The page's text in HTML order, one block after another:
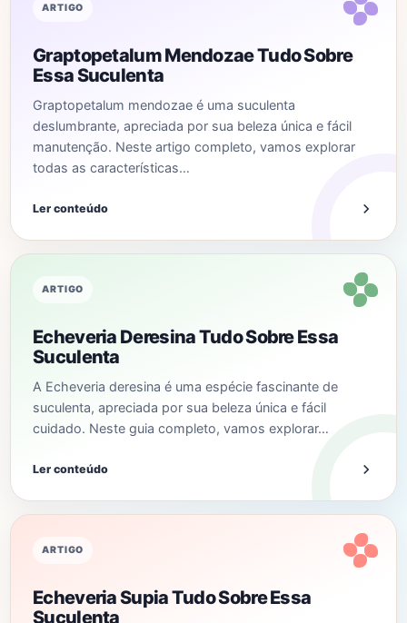
ARTIGO
Graptopetalum Mendozae Tudo Sobre
Essa Suculenta
Graptopetalum mendozae é uma suculenta
deslumbrante, apreciada por sua beleza única e fácil
manutenção. Neste artigo completo, vamos explorar
todas as características…
Ler conteúdo
ARTIGO
Echeveria Deresina Tudo Sobre Essa
Suculenta
A Echeveria deresina é uma espécie fascinante de
suculenta, apreciada por sua beleza única e fácil
cuidado. Neste guia completo, vamos explorar…
Ler conteúdo
ARTIGO
Echeveria Supia Tudo Sobre Essa
Suculenta